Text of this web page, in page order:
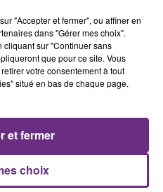
"Accepter et fermer", ou affiner en
dans "Gérer mes choix".
cliquant sur "Continuer sans
que pour ce site. Vous
votre consentement à tout
situé en bas de chaque page.
choix
et fermer